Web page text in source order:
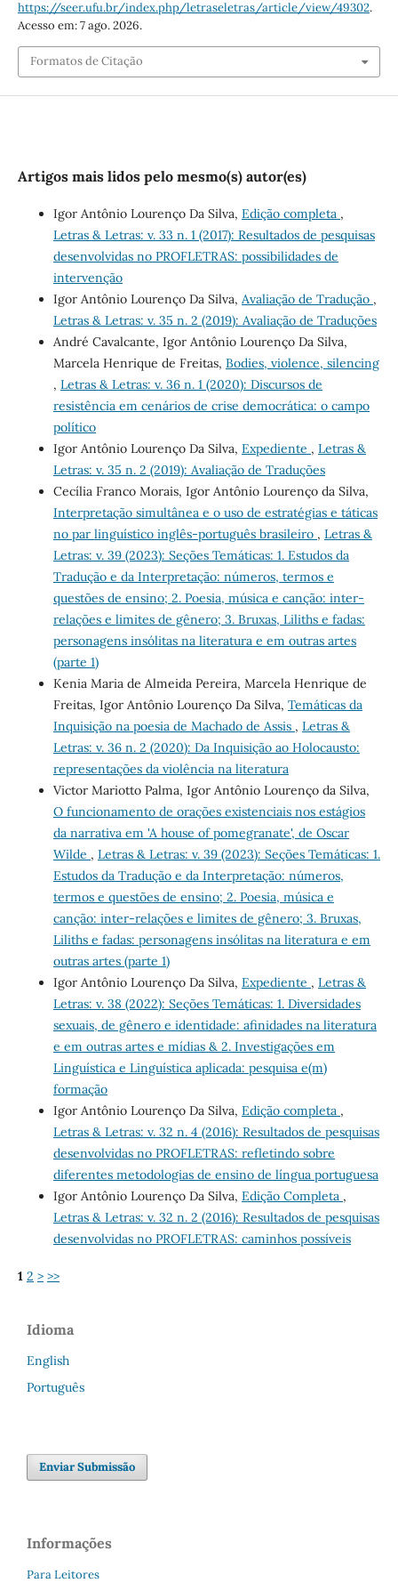
https://seer.ufu.br/index.php/letraseletras/article/view/49302.
Acesso em: 7 ago. 2026.
Formatos de Citação
Artigos mais lidos pelo mesmo(s) autor(es)
Igor Antônio Lourenço Da Silva, Edição completa ,
Letras & Letras: v. 33 n. 1 (2017): Resultados de pesquisas
desenvolvidas no PROFLETRAS: possibilidades de
intervenção
Igor Antônio Lourenço Da Silva, Avaliação de Tradução ,
Letras & Letras: v. 35 n. 2 (2019): Avaliação de Traduções
André Cavalcante, Igor Antônio Lourenço Da Silva,
Marcela Henrique de Freitas, Bodies, violence, silencing
, Letras & Letras: v. 36 n. 1 (2020): Discursos de
resistência em cenários de crise democrática: o campo
político
Igor Antônio Lourenço Da Silva, Expediente , Letras &
Letras: v. 35 n. 2 (2019): Avaliação de Traduções
Cecília Franco Morais, Igor Antônio Lourenço da Silva,
Interpretação simultânea e o uso de estratégias e táticas
no par linguístico inglês-português brasileiro , Letras &
Letras: v. 39 (2023): Seções Temáticas: 1. Estudos da
Tradução e da Interpretação: números, termos e
questões de ensino; 2. Poesia, música e canção: inter-
relações e limites de gênero; 3. Bruxas, Liliths e fadas:
personagens insólitas na literatura e em outras artes
(parte 1)
Kenia Maria de Almeida Pereira, Marcela Henrique de
Freitas, Igor Antônio Lourenço Da Silva, Temáticas da
Inquisição na poesia de Machado de Assis , Letras &
Letras: v. 36 n. 2 (2020): Da Inquisição ao Holocausto:
representações da violência na literatura
Victor Mariotto Palma, Igor Antônio Lourenço da Silva,
O funcionamento de orações existenciais nos estágios
da narrativa em 'A house of pomegranate', de Oscar
Wilde , Letras & Letras: v. 39 (2023): Seções Temáticas: 1.
Estudos da Tradução e da Interpretação: números,
termos e questões de ensino; 2. Poesia, música e
canção: inter-relações e limites de gênero; 3. Bruxas,
Liliths e fadas: personagens insólitas na literatura e em
outras artes (parte 1)
Igor Antônio Lourenço Da Silva, Expediente , Letras &
Letras: v. 38 (2022): Seções Temáticas: 1. Diversidades
sexuais, de gênero e identidade: afinidades na literatura
e em outras artes e mídias & 2. Investigações em
Linguística e Linguística aplicada: pesquisa e(m)
formação
Igor Antônio Lourenço Da Silva, Edição completa ,
Letras & Letras: v. 32 n. 4 (2016): Resultados de pesquisas
desenvolvidas no PROFLETRAS: refletindo sobre
diferentes metodologias de ensino de língua portuguesa
Igor Antônio Lourenço Da Silva, Edição Completa ,
Letras & Letras: v. 32 n. 2 (2016): Resultados de pesquisas
desenvolvidas no PROFLETRAS: caminhos possíveis
1 2 > >>
Idioma
English
Português
Enviar Submissão
Informações
Para Leitores